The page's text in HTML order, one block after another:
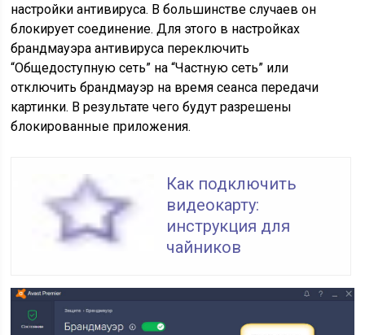
настройки антивируса. В большинстве случаев он
блокирует соединение. Для этого в настройках
брандмауэра антивируса переключить
“Общедоступную сеть” на “Частную сеть” или
отключить брандмауэр на время сеанса передачи
картинки. В результате чего будут разрешены
блокированные приложения.
Как подключить
видеокарту:
инструкция для
чайников